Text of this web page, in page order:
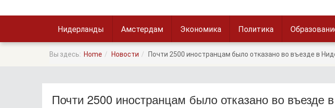
Нидерланды Амстердам Экономика Политика
Вы здесь: Home Новости Почти 2500 иностранцам было отказано во въезде в
Почти 2500 иностранцам было отказано во въезде